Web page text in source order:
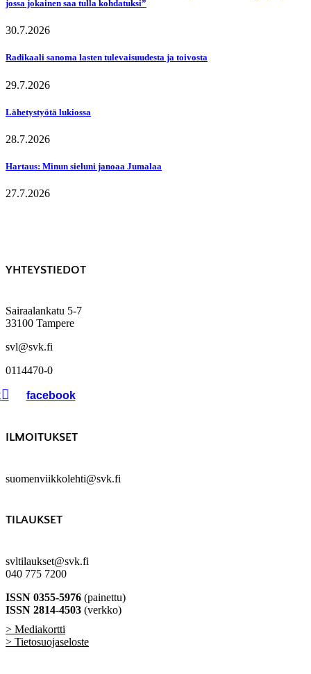
jossa jokainen saa tulla kohdatuksi”
30.7.2026
Radikaali sanoma lasten tulevaisuudesta ja toivosta
29.7.2026
Lähetystyötä lukiossa
28.7.2026
Hartaus: Minun sieluni janoaa Jumalaa
27.7.2026
YHTEYSTIEDOT
Sairaalankatu 5-7
33100 Tampere
svl@svk.fi
0114470-0
ILMOITUKSET
suomenviikkolehti@svk.fi
TILAUKSET
svltilaukset@svk.fi
040 775 7200
ISSN 0355-5976 (painettu)
ISSN 2814-4503 (verkko)
> Mediakortti
> Tietosuojaseloste